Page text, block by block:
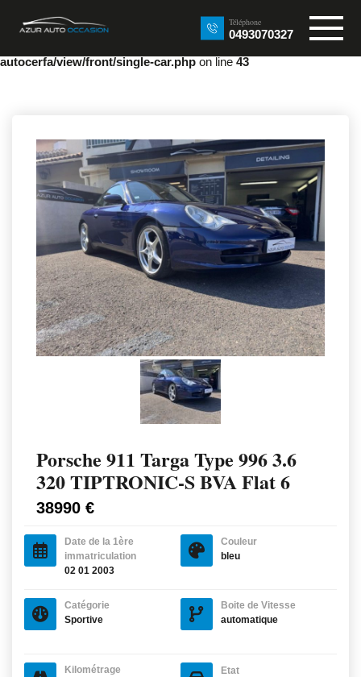
Téléphone
0493070327
Warning: Undefined array key "lead_id" in
/home/clients/8d3d46711dd3e484540c33063c9d697d/sites/azur-
autocerfa/view/front/single-car.php on line 43
Porsche 911 Targa Type 996 3.6
320 TIPTRONIC-S BVA Flat 6
38990 €
Date de la 1ère
immatriculation
02 01 2003
Catégorie
Sportive
Kilométrage
Couleur
bleu
Boite de Vitesse
automatique
Etat